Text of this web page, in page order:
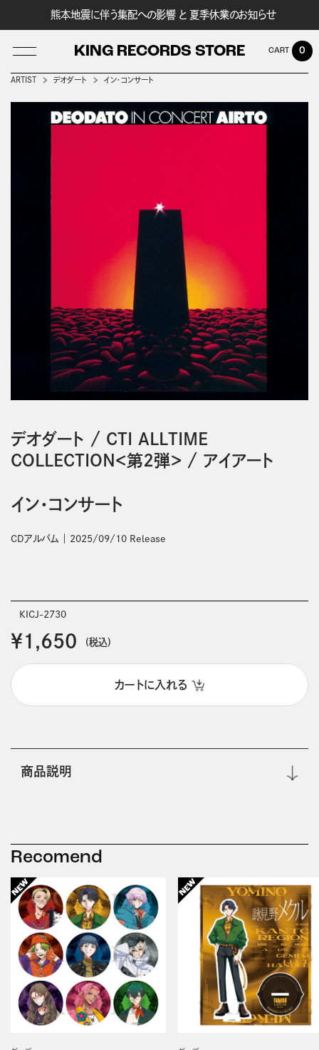
熊本地震に伴う集配への影響 と 夏季休業のお知らせ
KING RECORDS STORE
LOG IN
0
ARTIST デオダート イン・コンサート
デオダート / CTI ALLTIME
COLLECTION＜第2弾＞ / アイアート
イン・コンサート
CDアルバム 2025/09/10 Release
KICJ-2730
￥1,650 (税込)
カートに入れる
商品説明
Recomend